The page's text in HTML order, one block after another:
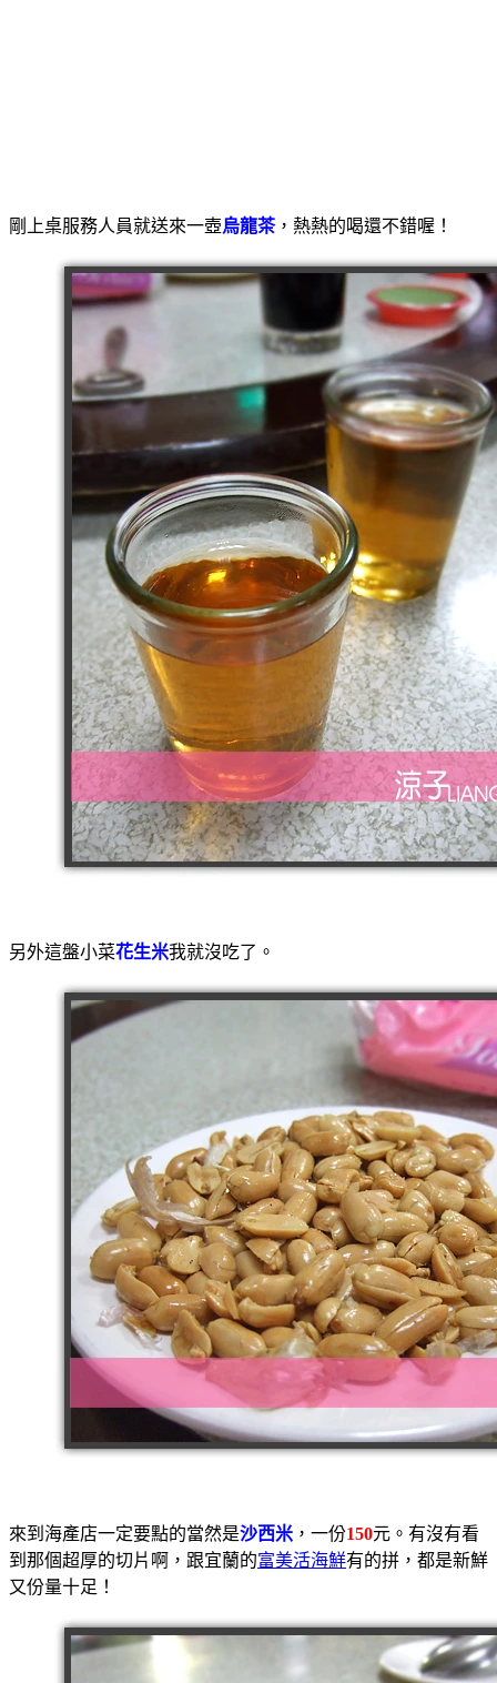
剛上桌服務人員就送來一壺烏龍茶，熱熱的喝還不錯喔！
另外這盤小菜花生米我就沒吃了。
來到海產店一定要點的當然是沙西米 ，一份150元。有沒有看
到那個超厚的切片啊，跟宜蘭的富美活海鮮有的拼，都是新鮮
又份量十足！